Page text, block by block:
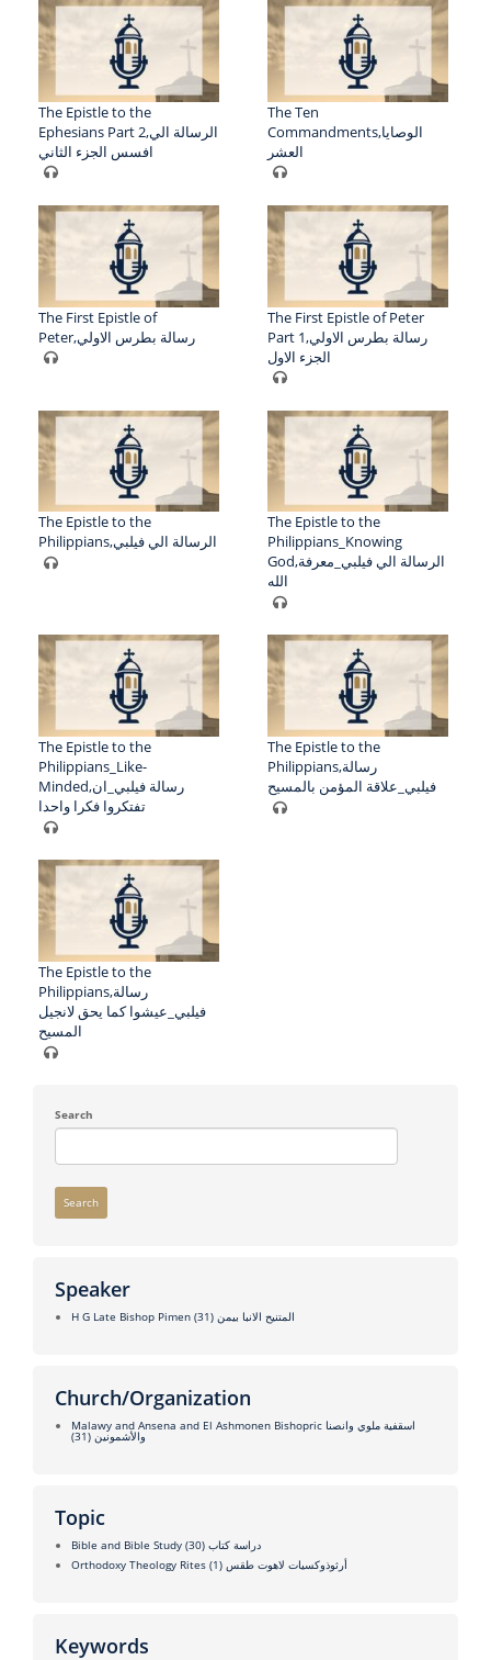
The Epistle to the
Ephesians Part 2,الرسالة الي
افسس الجزء الثاني
The Ten
Commandments,الوصايا
العشر
The First Epistle of
Peter,رسالة بطرس الاولي
The First Epistle of Peter
Part 1,رسالة بطرس الاولي
الجزء الاول
The Epistle to the
Philippians,الرسالة الي فيلبي
The Epistle to the
Philippians_Knowing
God,الرسالة الي فيلبي_معرفة
الله
The Epistle to the
Philippians_Like-
Minded,رسالة فيلبي_ان
تفتكروا فكرا واحدا
The Epistle to the
Philippians,رسالة
فيلبي_علاقة المؤمن بالمسيح
The Epistle to the
Philippians,رسالة
فيلبي_عيشوا كما يحق لانجيل
المسيح
Search
Search
Speaker
H G Late Bishop Pimen المتنيح الانبا بيمن (31)
Church/Organization
Malawy and Ansena and El Ashmonen Bishopric اسقفية ملوي وانصنا
والأشمونين (31)
Topic
Bible and Bible Study دراسة كتاب (30)
Orthodoxy Theology Rites أرثوذوكسيات لاهوت طقس (1)
Keywords